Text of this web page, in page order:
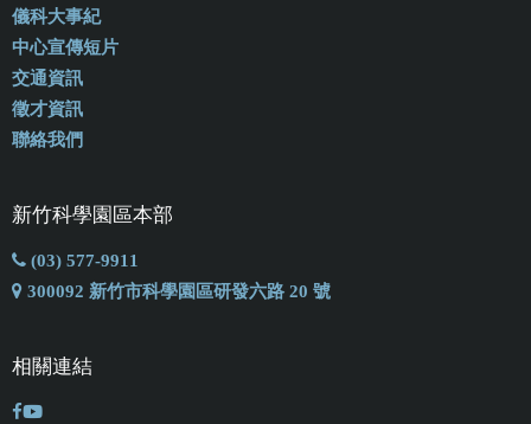
儀科大事紀
中心宣傳短片
交通資訊
徵才資訊
聯絡我們
新竹科學園區本部
(03) 577-9911
300092 新竹市科學園區研發六路 20 號
相關連結